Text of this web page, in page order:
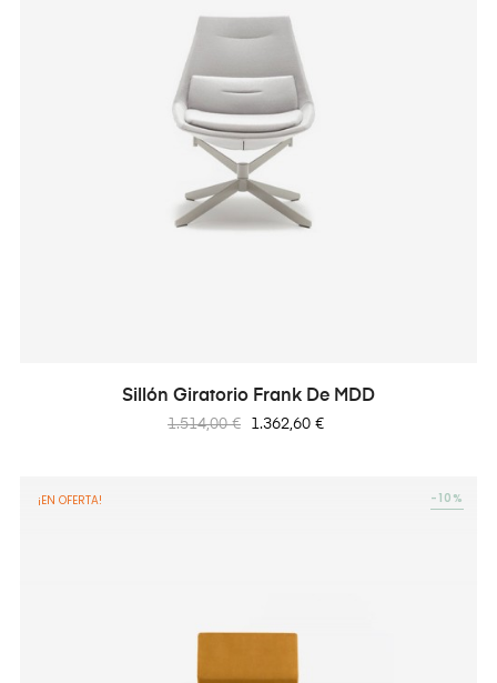
Sillón Giratorio Frank De MDD
Precio
1.514,00 € Precio
1.362,60 €
¡EN OFERTA! -10%